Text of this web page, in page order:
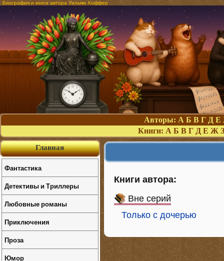
Биография и книги автора Уильям Хоффер
Авторы: А Б В Г Д Е
Книги: А Б В Г Д Е Ж З
Книги автора:
Вне серий
Только с дочерью
Главная
Фантастика
Детективы и Триллеры
Любовные романы
Приключения
Проза
Юмор